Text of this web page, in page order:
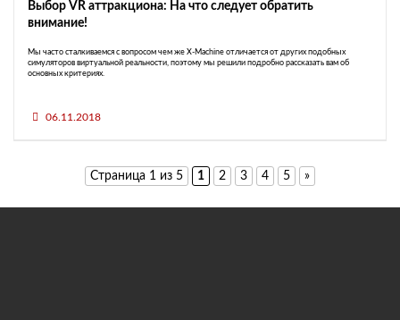
Выбор VR аттракциона: На что следует обратить
внимание!
Мы часто сталкиваемся с вопросом чем же X-Machine отличается от других подобных
симуляторов виртуальной реальности, поэтому мы решили подробно рассказать вам об
основных критериях.
06.11.2018
Страница 1 из 5 1 2 3 4 5 »